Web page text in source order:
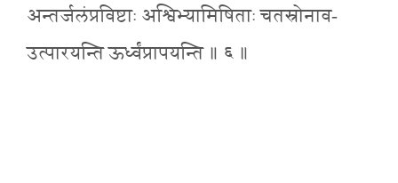
अन्तर्जलंप्रविष्टाः अश्विभ्यामिषिताः चतस्रोनाव-
उत्पारयन्ति ऊर्ध्वंप्रापयन्ति ॥ ६ ॥